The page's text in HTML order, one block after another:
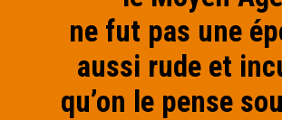
ne fut pas une
aussi rude et
qu’on le pense